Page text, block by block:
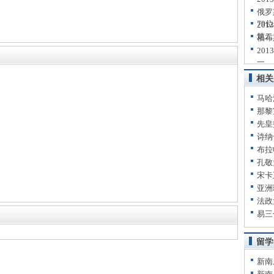
俄
79位
第二
福
一
相
马
那
先
诗
布
孔
宋
亚
法
易
留
新